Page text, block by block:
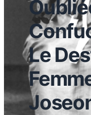
Le